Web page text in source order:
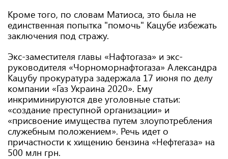
Кроме того, по словам Матиоса, это была не
единственная попытка "помочь" Кацубе избежать
заключения под стражу.
Экс-заместителя главы «Нафтогаза» и экс-
руководителя «Чорноморнафтогаза» Александра
Кацубу прокуратура задержала 17 июня по делу
компании «Газ Украина 2020». Ему
инкриминируются две уголовные статьи:
«создание преступной организации» и
«присвоение имущества путем злоупотребления
служебным положением». Речь идет о
причастности к хищению бензина «Нефтегаза» на
500 млн грн.